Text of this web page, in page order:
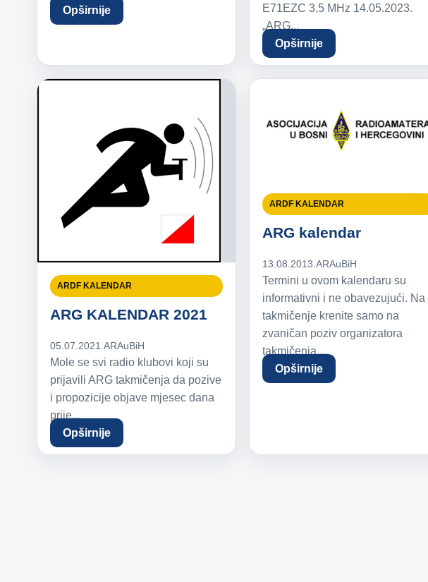
Opširnije
E71EZC 3,5 MHz 14.05.2023.
„ARG...
Opširnije
ARDF KALENDAR
ARG KALENDAR 2021
05.07.2021. ARAuBiH
Mole se svi radio klubovi koji su
prijavili ARG takmičenja da pozive
i propozicije objave mjesec dana
prije...
Opširnije
ARDF KALENDAR
ARG kalendar
13.08.2013.ARAuBiH
Termini u ovom kalendaru su
informativni i ne obavezujući. Na
takmičenje krenite samo na
zvaničan poziv organizatora
takmičenja....
Opširnije